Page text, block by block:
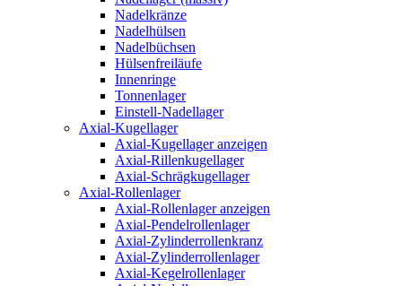
Nadelkränze
Nadelhülsen
Nadelbüchsen
Hülsenfreiläufe
Innenringe
Tonnenlager
Einstell-Nadellager
Axial-Kugellager
Axial-Kugellager anzeigen
Axial-Rillenkugellager
Axial-Schrägkugellager
Axial-Rollenlager
Axial-Rollenlager anzeigen
Axial-Pendelrollenlager
Axial-Zylinderrollenkranz
Axial-Zylinderrollenlager
Axial-Kegelrollenlager